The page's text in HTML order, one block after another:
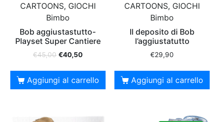
CARTOONS, GIOCHI
Bimbo
Bob aggiustastutto-
Playset Super Cantiere
€45,00 €40,50
Aggiungi al carrello
CARTOONS, GIOCHI
Bimbo
Il deposito di Bob
l’aggiustatutto
€29,90
Aggiungi al carrello